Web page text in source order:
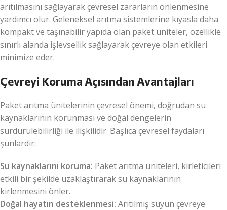
arıtılmasını sağlayarak çevresel zararların önlenmesine
yardımcı olur. Geleneksel arıtma sistemlerine kıyasla daha
kompakt ve taşınabilir yapıda olan paket üniteler, özellikle
sınırlı alanda işlevsellik sağlayarak çevreye olan etkileri
minimize eder.
Çevreyi Koruma Açısından Avantajları
Paket arıtma ünitelerinin çevresel önemi, doğrudan su
kaynaklarının korunması ve doğal dengelerin
sürdürülebilirliği ile ilişkilidir. Başlıca çevresel faydaları
şunlardır:
Su kaynaklarını koruma: Paket arıtma üniteleri, kirleticileri
etkili bir şekilde uzaklaştırarak su kaynaklarının
kirlenmesini önler.
Doğal hayatın desteklenmesi: Arıtılmış suyun çevreye